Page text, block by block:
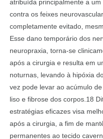
atribuída principalmente a um
contra os feixes
completamente evitado,
Esse dano temporário dos
neuropraxia, torna-se
após a cirurgia e resulta em
noturnas, levando à hipóxia
vez pode levar ao acúmulo
liso e fibrose dos corpos.18
estratégias eficazes visa
após a cirurgia, a fim de
permanentes ao tecido